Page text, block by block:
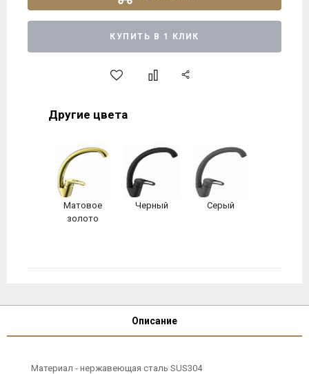
КУПИТЬ В 1 КЛИК
Другие цвета
Матовое
золото
Черный Серый
Описание
Материал - нержавеющая сталь SUS304